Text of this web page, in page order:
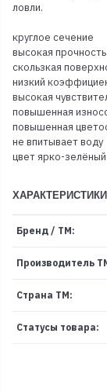
ловли.
круглое сечение
высокая прочность
скользкая
низкий
высокая
повышенная
повышенная
не впитывает воду
цвет ярко-зелёный
ХАРАКТЕРИСТИКИ
Бренд / ТМ:
Производитель
Страна ТМ:
Статусы товара: